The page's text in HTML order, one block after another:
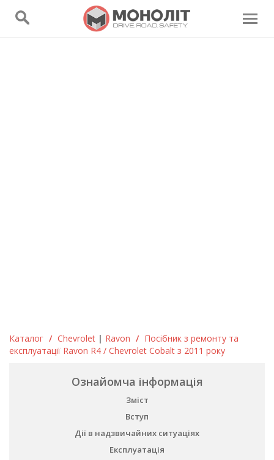
Каталог / Chevrolet | Ravon / Посібник з ремонту та
експлуатації Ravon R4 / Chevrolet Cobalt з 2011 року
Ознайомча інформація
Зміст
Вступ
Дії в надзвичайних ситуаціях
Експлуатація